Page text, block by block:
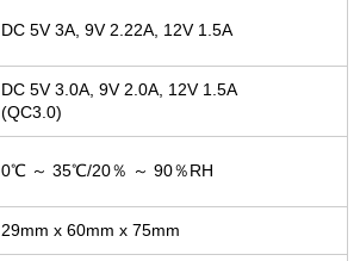
DC 5V 3A, 9V 2.22A, 12V 1.5A
DC 5V 3.0A, 9V 2.0A, 12V 1.5A
(QC3.0)
0℃ ～ 35℃/20％ ～ 90％RH
29mm x 60mm x 75mm